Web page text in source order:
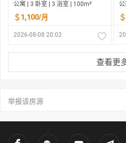
公寓 | 3 卧室 | 3 浴室 | 100m²
＄1,100/月
2026-08-08 20:02
查看更
举报该房源